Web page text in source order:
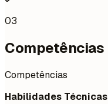
03
Competências
Competências
Habilidades Técnicas